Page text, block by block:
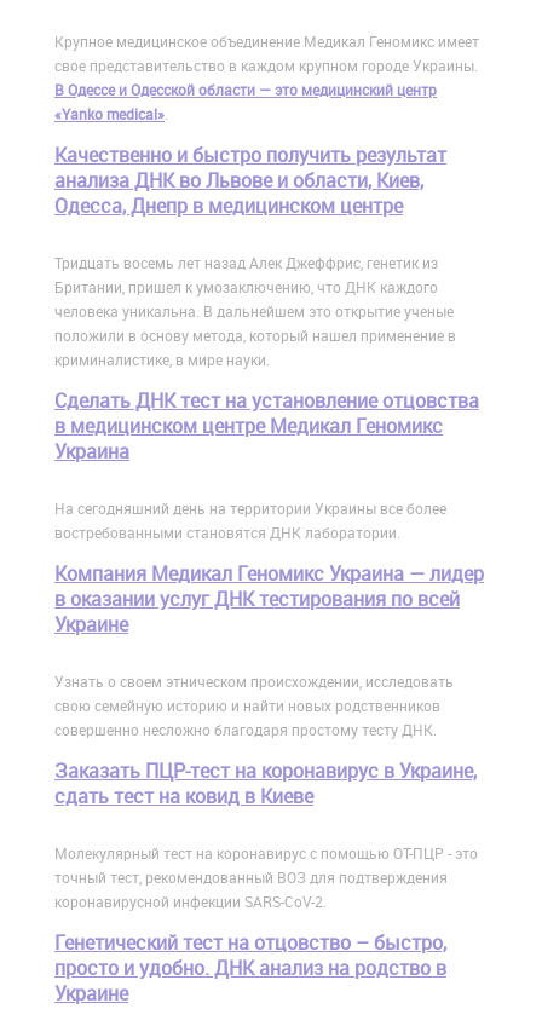
Крупное медицинское объединение Медикал Геномикс имеет
свое представительство в каждом крупном городе Украины.
В Одессе и Одесской области — это медицинский центр
«Yanko medical».
Качественно и быстро получить результат
анализа ДНК во Львове и области, Киев,
Одесса, Днепр в медицинском центре
Тридцать восемь лет назад Алек Джеффрис, генетик из
Британии, пришел к умозаключению, что ДНК каждого
человека уникальна. В дальнейшем это открытие ученые
положили в основу метода, который нашел применение в
криминалистике, в мире науки.
Сделать ДНК тест на установление отцовства
в медицинском центре Медикал Геномикс
Украина
На сегодняшний день на территории Украины все более
востребованными становятся ДНК лаборатории.
Компания Медикал Геномикс Украина — лидер
в оказании услуг ДНК тестирования по всей
Украине
Узнать о своем этническом происхождении, исследовать
свою семейную историю и найти новых родственников
совершенно несложно благодаря простому тесту ДНК.
Заказать ПЦР-тест на коронавирус в Украине,
сдать тест на ковид в Киеве
Молекулярный тест на коронавирус с помощью ОТ-ПЦР - это
точный тест, рекомендованный ВОЗ для подтверждения
коронавирусной инфекции SARS-CoV-2.
Генетический тест на отцовство – быстро,
просто и удобно. ДНК анализ на родство в
Украине